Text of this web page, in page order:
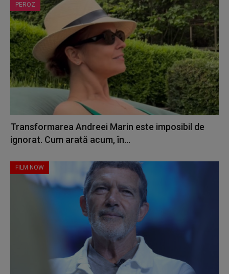
PEROZ
Transformarea Andreei Marin este imposibil de
ignorat. Cum arată acum, în...
FILM NOW